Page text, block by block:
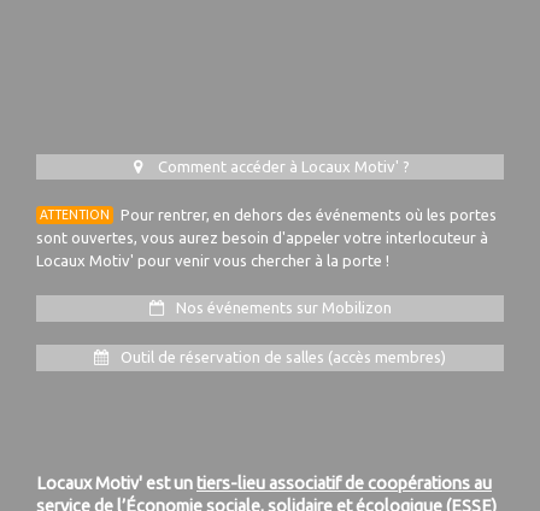
Comment accéder à Locaux Motiv' ?
ATTENTION
Pour rentrer, en dehors des événements où les portes
sont ouvertes, vous aurez besoin d'appeler votre interlocuteur à
Locaux Motiv' pour venir vous chercher à la porte !
Nos événements sur Mobilizon
Outil de réservation de salles (accès membres)
Locaux Motiv' est untiers-lieu associatif de coopérations au
service de l’Économie sociale, solidaire et écologique (ESSE)